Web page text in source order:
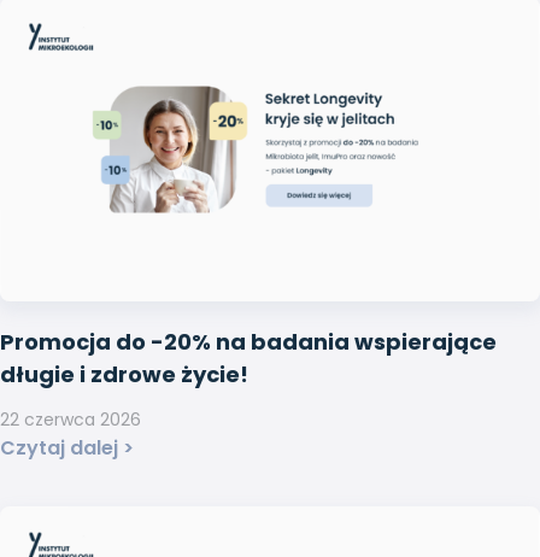
Promocja do -20% na badania wspierające
długie i zdrowe życie!
Czytaj dalej >
22 czerwca 2026